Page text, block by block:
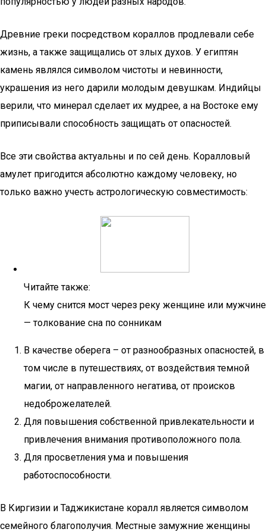
Древние греки посредством кораллов продлевали себе
жизнь, а также защищались от злых духов. У египтян
камень являлся символом чистоты и невинности,
украшения из него дарили молодым девушкам. Индийцы
верили, что минерал сделает их мудрее, а на Востоке ему
приписывали способность защищать от опасностей.
Все эти свойства актуальны и по сей день. Коралловый
амулет пригодится абсолютно каждому человеку, но
только важно учесть астрологическую совместимость:
Читайте также:
К чему снится мост через реку женщине или мужчине
— толкование сна по сонникам
В качестве оберега – от разнообразных опасностей, в
том числе в путешествиях, от воздействия темной
магии, от направленного негатива, от происков
недоброжелателей.
Для повышения собственной привлекательности и
привлечения внимания противоположного пола.
Для просветления ума и повышения
работоспособности.
В Киргизии и Таджикистане коралл является символом
семейного благополучия. Местные замужние женщины